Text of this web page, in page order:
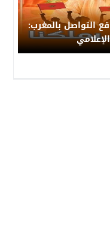
التواصل بالمغرب: